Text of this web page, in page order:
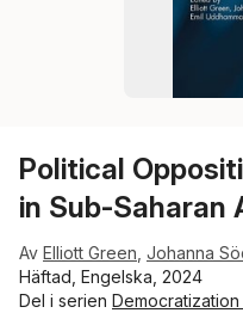
Political
in Sub-Saharan
Av Elliott Green Johanna
Häftad, Engelska, 2024
Del i serien